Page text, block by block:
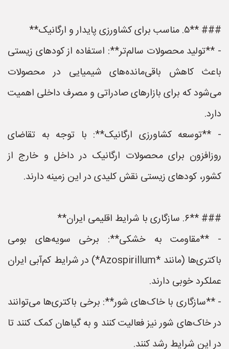
### **۵. مناسب برای کشاورزی پایدار و ارگانیک**
- **تولید محصولات سالم‌تر**: استفاده از کودهای زیستی
باعث کاهش باقی‌مانده‌های شیمیایی در محصولات
می‌شود که برای بازارهای صادراتی و مصرف داخلی اهمیت
دارد.
- **توسعه کشاورزی ارگانیک**: با توجه به تقاضای
روزافزون برای محصولات ارگانیک در داخل و خارج از
کشور، کودهای زیستی نقش کلیدی در این زمینه دارند.
### **۶. سازگاری با شرایط اقلیمی ایران**
- **مقاومت به خشکی**: برخی سویه‌های بومی
باکتری‌ها (مانند *Azospirillum*) در شرایط کم‌آبی ایران
عملکرد خوبی دارند.
- **سازگاری با خاک‌های شور**: برخی باکتری‌ها می‌توانند
در خاک‌های شور نیز فعالیت کنند و به گیاهان کمک کنند تا
در این شرایط رشد کنند.